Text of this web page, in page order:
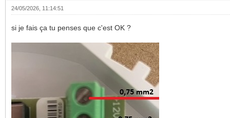
24/05/2026, 11:14:51
si je fais ça tu penses que c'est OK ?